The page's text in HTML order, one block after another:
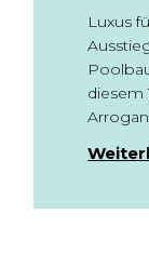
Luxus
diesem